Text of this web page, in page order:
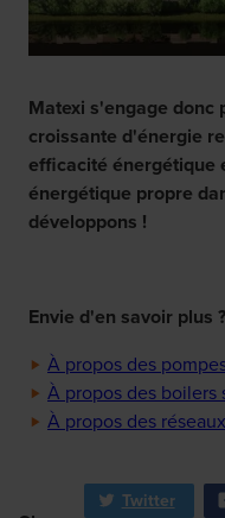
Matexi s'engage
croissante d'énergie
efficacité énergétique
énergétique propre
développons !
Envie d'en savoir plus ?
À propos des
À propos des boilers
À propos des
Twitter